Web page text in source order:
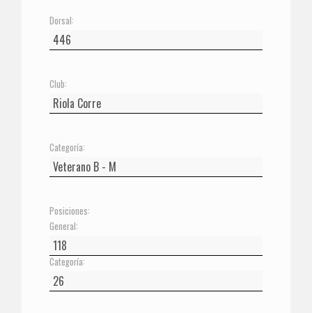
Dorsal:
Club:
Categoría:
Posiciones:
General:
Categoría: